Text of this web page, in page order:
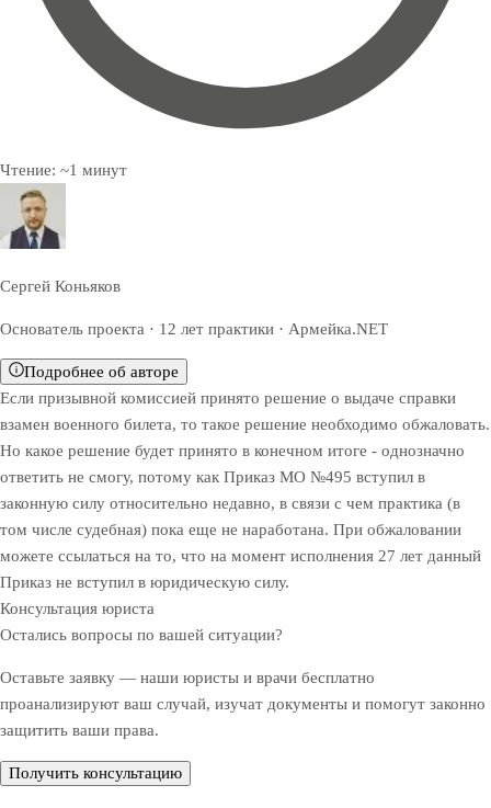
Чтение: ~1 минут
Сергей Коньяков
Основатель проекта · 12 лет практики · Армейка.NET
Подробнее об авторе
Если призывной комиссией принято решение о выдаче справки
взамен военного билета, то такое решение необходимо обжаловать.
Но какое решение будет принято в конечном итоге - однозначно
ответить не смогу, потому как Приказ МО №495 вступил в
законную силу относительно недавно, в связи с чем практика (в
том числе судебная) пока еще не наработана. При обжаловании
можете ссылаться на то, что на момент исполнения 27 лет данный
Приказ не вступил в юридическую силу.
Консультация юриста
Остались вопросы по вашей ситуации?
Оставьте заявку — наши юристы и врачи бесплатно
проанализируют ваш случай, изучат документы и помогут законно
защитить ваши права.
Получить консультацию